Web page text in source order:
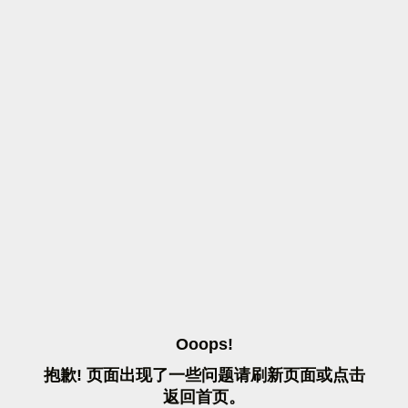
OOOPS!
抱歉! 页面出现了一些问题请刷 新页面或点击
返 回首页。